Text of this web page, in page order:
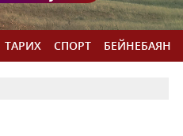
ТАРИХ СПОРТ БЕЙНЕБАЯН